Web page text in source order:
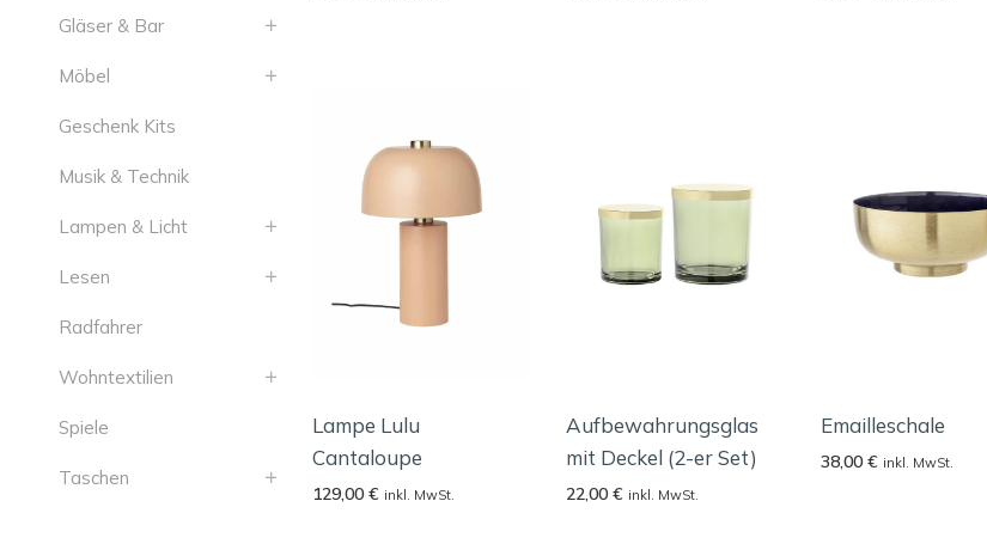
Lampe Lulu
Cantaloupe
129,00€ inkl. MwSt.
Aufbewahrungsglas
mit Deckel (2-er Set)
22,00€ inkl. MwSt.
Emailleschale
38,00€ inkl. MwSt.
Gläser & Bar
Möbel
Geschenk Kits
Musik & Technik
Lampen & Licht
Lesen
Radfahrer
Wohntextilien
Spiele
Taschen